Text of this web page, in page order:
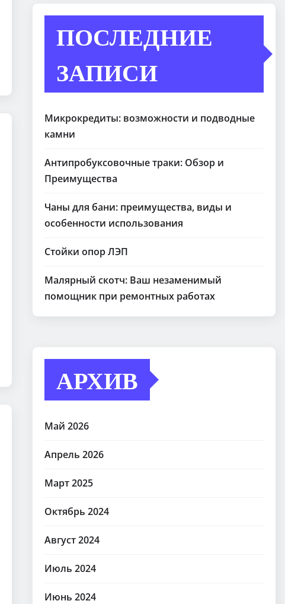
ПОСЛЕДНИЕ
ЗАПИСИ
Микрокредиты: возможности и подводные
камни
Антипробуксовочные траки: Обзор и
Преимущества
Чаны для бани: преимущества, виды и
особенности использования
Стойки опор ЛЭП
Малярный скотч: Ваш незаменимый
помощник при ремонтных работах
АРХИВ
Май 2026
Апрель 2026
Март 2025
Октябрь 2024
Август 2024
Июль 2024
Июнь 2024